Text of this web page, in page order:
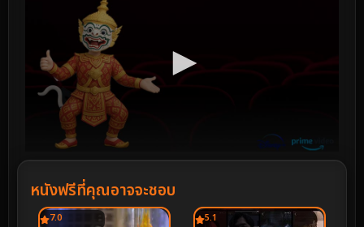
หนังฟรีที่คุณอาจจะชอบ
7.0 5.1